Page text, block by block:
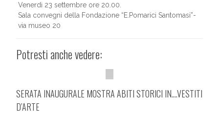
Venerdi 23 settembre ore 20.00.
Sala convegni della Fondazione “E.Pomarici Santomasi”-
via museo 20
Potresti anche vedere:
SERATA INAUGURALE MOSTRA ABITI STORICI IN….VESTITI
D’ARTE